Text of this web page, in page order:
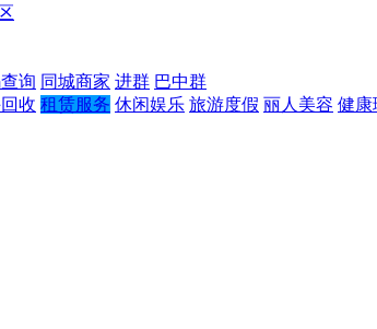
询 同城商家 进群 巴中群
收 租赁服务 休闲娱乐 旅游度假 丽人美容 健康